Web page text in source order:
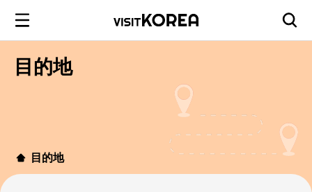
目的地
目的地